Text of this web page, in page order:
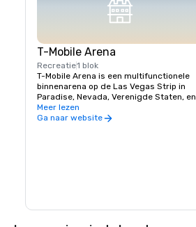
T-Mobile Arena
Recreatie1 blok
T-Mobile Arena is een multifunctionele
binnenarena op de Las Vegas Strip in
Paradise, Nevada, Verenigde Staten, en
is de thuisbasis van de Vegas Golden
Knights van de National Hockey League,
Meer lezen
Ga naar website